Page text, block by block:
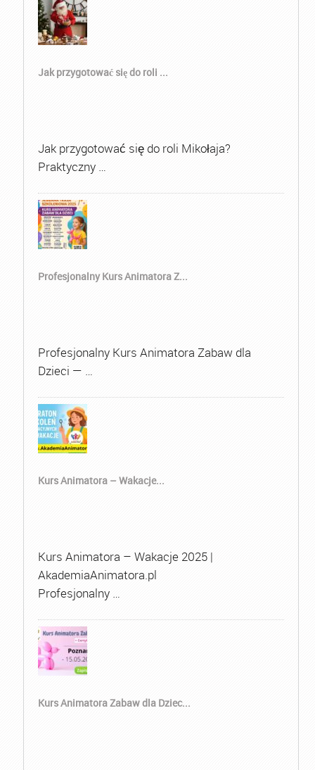
Jak przygotować się do roli ...
Jak przygotować się do roli Mikołaja?
Praktyczny …
Profesjonalny Kurs Animatora Z...
Profesjonalny Kurs Animatora Zabaw dla
Dzieci — …
Kurs Animatora – Wakacje...
Kurs Animatora – Wakacje 2025 |
AkademiaAnimatora.pl
Profesjonalny …
Kurs Animatora Zabaw dla Dziec...